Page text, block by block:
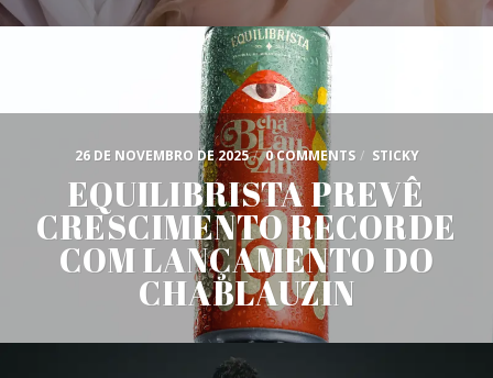
26 DE NOVEMBRO DE 2025 / 0 COMMENTS / STICKY
EQUILIBRISTA PREVÊ
CRESCIMENTO RECORDE
COM LANÇAMENTO DO
CHABLAUZIN